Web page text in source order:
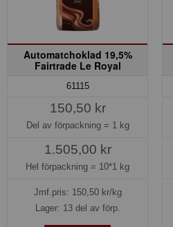
Automatchoklad 19,5%
Fairtrade Le Royal
61115
150,50 kr
Del av förpackning = 1 kg
1.505,00 kr
Hel förpackning = 10*1 kg
Jmf.pris: 150,50kr/kg
Lager: 13 del av förp.